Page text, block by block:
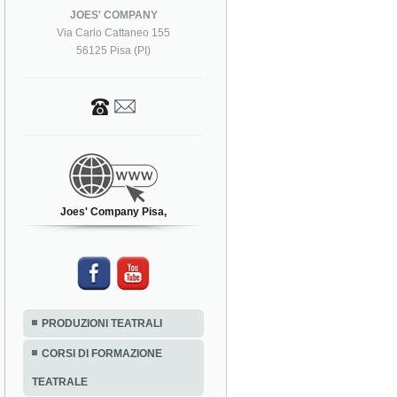
JOES' COMPANY
Via Carlo Cattaneo 155
56125 Pisa (PI)
Joes' Company Pisa,
PRODUZIONI TEATRALI
CORSI DI FORMAZIONE
TEATRALE